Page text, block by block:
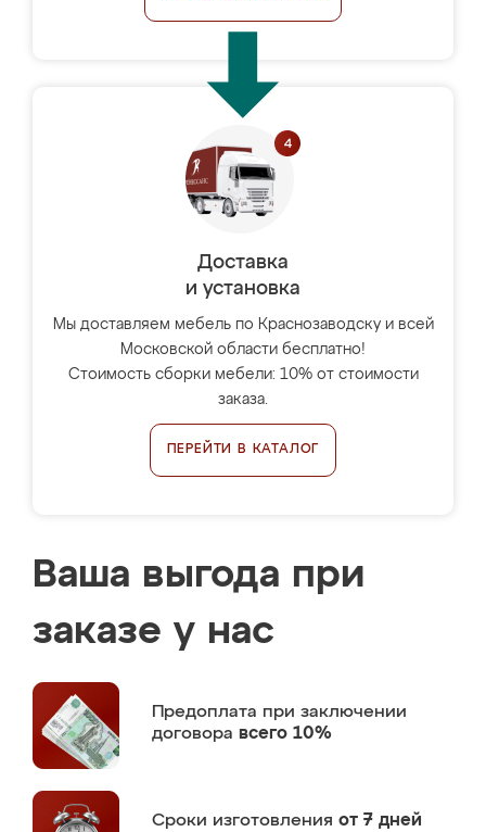
Доставка
и установка
Мы доставляем мебель по Краснозаводску и всей
Московской области бесплатно!
Стоимость сборки мебели: 10% от стоимости
заказа.
ПЕРЕЙТИ В КАТАЛОГ
Ваша выгода при
заказе у нас
Предоплата при заключении
договора всего 10%
Сроки изготовления от 7 дней